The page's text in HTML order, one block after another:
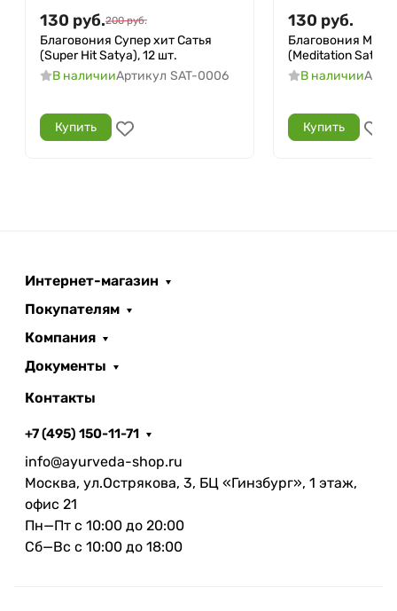
130 руб.200 руб.
Благовония Супер хит Сатья
(Super Hit Satya), 12 шт.
В наличииАртикул SAT-0006
Купить
130 руб.
Благовония
(Meditation Satya),
В наличии
Купить
Интернет-магазин
Покупателям
Компания
Документы
Контакты
+7 (495) 150-11-71
info@ayurveda-shop.ru
Москва, ул.Острякова, 3, БЦ «Гинзбург», 1 этаж,
офис 21
Пн—Пт с 10:00 до 20:00
Сб—Вс с 10:00 до 18:00